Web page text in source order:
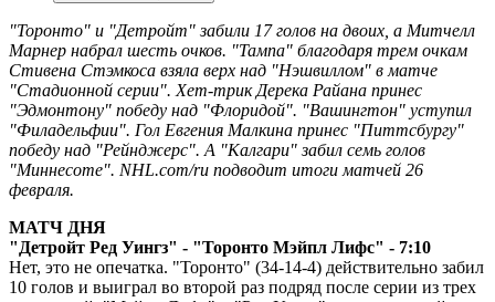
"Торонто" и "Детройт" забили 17 голов на двоих, а Митчелл
Марнер набрал шесть очков. "Тампа" благодаря трем очкам
Стивена Стэмкоса взяла верх над "Нэшвиллом" в матче
"Стадионной серии". Хет-трик Дерека Райана принес
"Эдмонтону" победу над "Флоридой". "Вашингтон" уступил
"Филадельфии". Гол Евгения Малкина принес "Питтсбургу"
победу над "Рейнджерс". А "Калгари" забил семь голов
"Миннесоте". NHL.com/ru подводит итоги матчей 26
февраля.
МАТЧ ДНЯ
"Детройт Ред Уингз" - "Торонто Мэйпл Лифс" - 7:10
Нет, это не опечатка. "Торонто" (34-14-4) действительно забил
10 голов и выиграл во второй раз подряд после серии из трех